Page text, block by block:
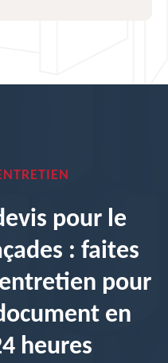
pour le
: faites
pour
en
heures